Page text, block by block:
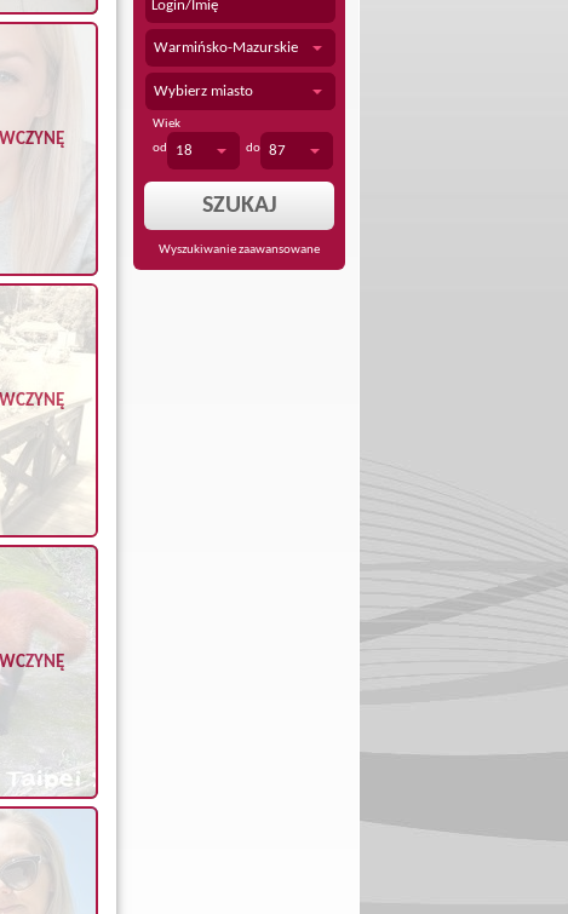
Warmińsko-Mazurskie
Wybierz miasto
Wiek
od
18 do 87
Wyszukiwanie zaawansowane